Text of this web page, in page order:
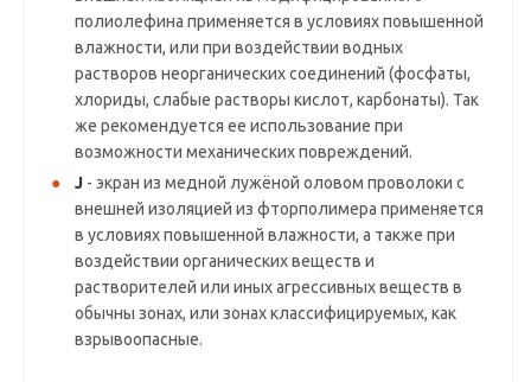
полиолефина применяется в условиях повышенной
влажности, или при воздействии водных
растворов неорганических соединений (фосфаты,
хлориды, слабые растворы кислот, карбонаты). Так
же рекомендуется ее использование при
возможности механических повреждений.
J - экран из медной лужёной оловом проволоки с
внешней изоляцией из фторполимера применяется
в условиях повышенной влажности, а также при
воздействии органических веществ и
растворителей или иных агрессивных веществ в
обычны зонах, или зонах классифицируемых, как
взрывоопасные.